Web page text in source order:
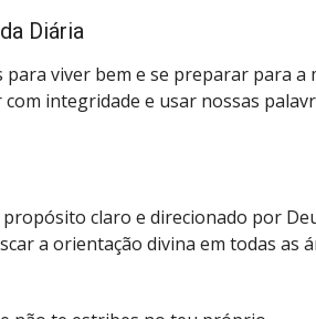
Diária
viver bem e se preparar para a
integridade e usar nossas
claro e direcionado por
a orientação divina em todas as